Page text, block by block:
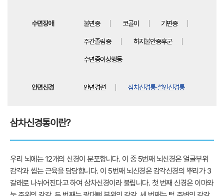
수면장애 불면증 코골이 기면증
주간졸림증 하지불안증후군
수면중이상행동
안면신경 안면경련 삼차신경통·설인신경통
삼차신경통이란?
우리 뇌에는 12개의 신경이 분포합니다. 이 중 5번째 뇌신경은 얼굴부위
감각과 씹는 근육을 담당합니다. 이 5번째 뇌신경은 감각신경의 뿌리가 3
갈래로 나뉘어진다고 하여 삼차신경이라 불립니다. 첫 번째 신경은 이마와